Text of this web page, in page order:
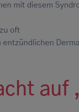
mit diesem
oft
entzündlichen
auf